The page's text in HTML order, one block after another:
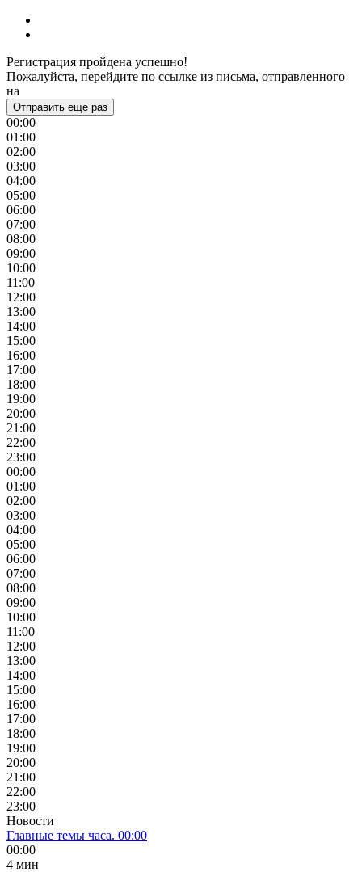
Регистрация пройдена успешно!
Пожалуйста, перейдите по ссылке из письма, отправленного
на
Отправить еще раз
00:00
01:00
02:00
03:00
04:00
05:00
06:00
07:00
08:00
09:00
10:00
11:00
12:00
13:00
14:00
15:00
16:00
17:00
18:00
19:00
20:00
21:00
22:00
23:00
00:00
01:00
02:00
03:00
04:00
05:00
06:00
07:00
08:00
09:00
10:00
11:00
12:00
13:00
14:00
15:00
16:00
17:00
18:00
19:00
20:00
21:00
22:00
23:00
Новости
Главные темы часа. 00:00
00:00
4 мин